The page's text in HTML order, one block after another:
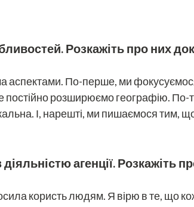
Розкажіть про них
аспектами. По-перше, ми
розширюємо географію. По-
І, нарешті, ми пишаємося тим,
діяльністю агенції. Розкажіть
користь людям. Я вірю в те, що